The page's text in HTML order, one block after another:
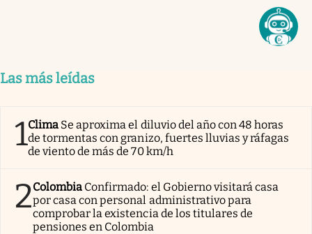
Las más leídas
1Clima Se aproxima el diluvio del año con 48 horas
de tormentas con granizo, fuertes lluvias y ráfagas
de viento de más de 70 km/h
2Colombia Confirmado: el Gobierno visitará casa
por casa con personal administrativo para
comprobar la existencia de los titulares de
pensiones en Colombia